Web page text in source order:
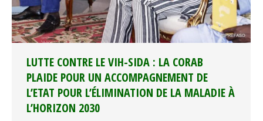
LUTTE CONTRE LE VIH-SIDA : LA CORAB
PLAIDE POUR UN ACCOMPAGNEMENT DE
L’ETAT POUR L’ÉLIMINATION DE LA MALADIE À
L’HORIZON 2030